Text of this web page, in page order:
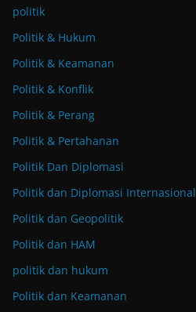
politik
Politik & Hukum
Politik & Keamanan
Politik & Konflik
Politik & Perang
Politik & Pertahanan
Politik Dan Diplomasi
Politik dan Diplomasi Internasional
Politik dan Geopolitik
Politik dan HAM
politik dan hukum
Politik dan Keamanan